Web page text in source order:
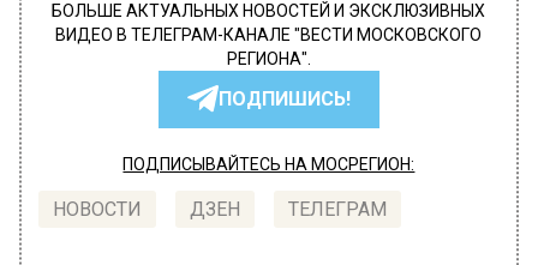
БОЛЬШЕ АКТУАЛЬНЫХ НОВОСТЕЙ И ЭКСКЛЮЗИВНЫХ
ВИДЕО В ТЕЛЕГРАМ-КАНАЛЕ "ВЕСТИ МОСКОВСКОГО
РЕГИОНА".
ПОДПИШИСЬ!
ПОДПИСЫВАЙТЕСЬ НА МОСРЕГИОН:
НОВОСТИ ДЗЕН ТЕЛЕГРАМ